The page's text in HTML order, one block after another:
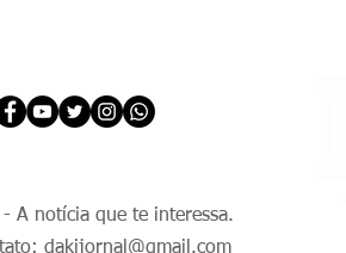
A notícia que te interessa.
dakijornal @gmail.com